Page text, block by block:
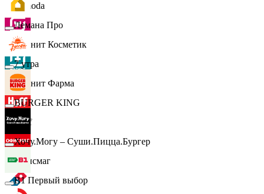
Lamoda
Магнит Косметик
Магнит Фарма
Hoff
Офисмаг
Лемана Про
7 утра
BURGER KING
Хочу.Могу – Суши.Пицца.Бургер
B1 Первый выбор